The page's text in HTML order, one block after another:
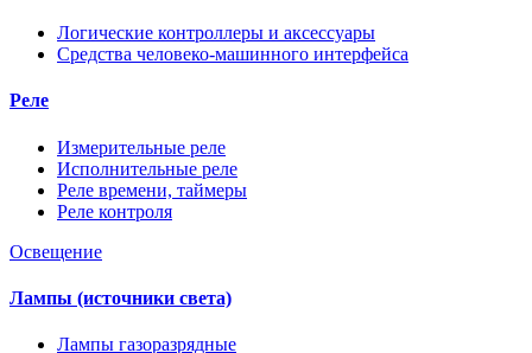
Логические контроллеры и аксессуары
Средства человеко-машинного интерфейса
Реле
Измерительные реле
Исполнительные реле
Реле времени, таймеры
Реле контроля
Освещение
Лампы (источники света)
Лампы газоразрядные